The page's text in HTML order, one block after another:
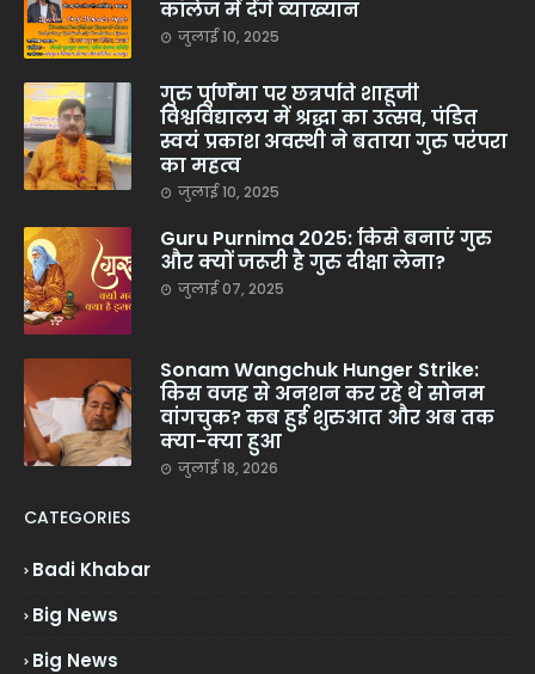
कॉलेज में देंगे व्याख्यान
जुलाई 10, 2025
गुरु पूर्णिमा पर छत्रपति शाहूजी
विश्वविद्यालय में श्रद्धा का उत्सव, पंडित
स्वयं प्रकाश अवस्थी ने बताया गुरु परंपरा
का महत्व
जुलाई 10, 2025
Guru Purnima 2025: किसे बनाएं गुरु
और क्यों जरूरी है गुरु दीक्षा लेना?
जुलाई 07, 2025
Sonam Wangchuk Hunger Strike:
किस वजह से अनशन कर रहे थे सोनम
वांगचुक? कब हुई शुरुआत और अब तक
क्या-क्या हुआ
जुलाई 18, 2026
CATEGORIES
Badi Khabar
Big News
Big News